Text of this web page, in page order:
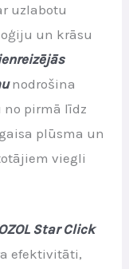
uzlabotu
un krāsu
nodrošina
pirmā līdz
plūsma un
viegli
Star Click
efektivitāti,